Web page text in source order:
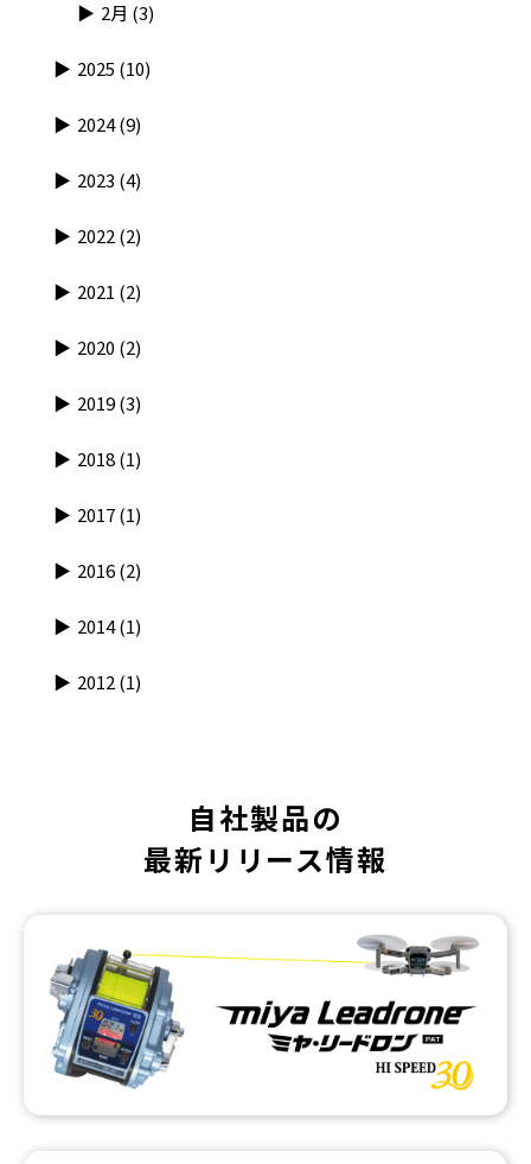
2月 (3)
2025 (10)
2024(9)
2023 (4)
2022(2)
2021 (2)
2020 (2)
2019(3)
2018(1)
2017(1)
2016(2)
2014(1)
2012(1)
自社製品の
最新リリース情報